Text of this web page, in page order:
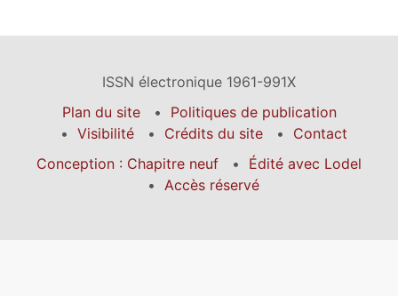
ISSN électronique 1961-991X
Plan du site
Politiques de publication
Visibilité
Crédits du site
Contact
Conception : Chapitre neuf
Édité avec Lodel
Accès réservé